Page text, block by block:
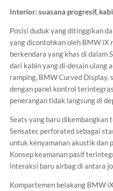
Interior: suasana progresif,
Posisi duduk yang ditinggikan
yang dicontohkan oleh BMW iX
berkendara yang khas di dalam
dari kabin yang di-desain ulang
ramping, BMW Curved Display,
dengan panel kontrol
penerangan tidak langsung di
Seats yang baru dikembangkan
Sensatec perforated sebagai
untuk kenyamanan akustik dan
Konsep keamanan pasif
interaksi baru airbag di antara
Kompartemen belakang BMW